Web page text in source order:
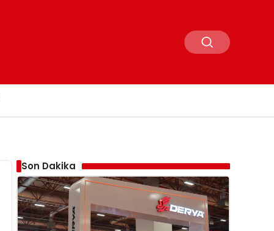
Son Dakika